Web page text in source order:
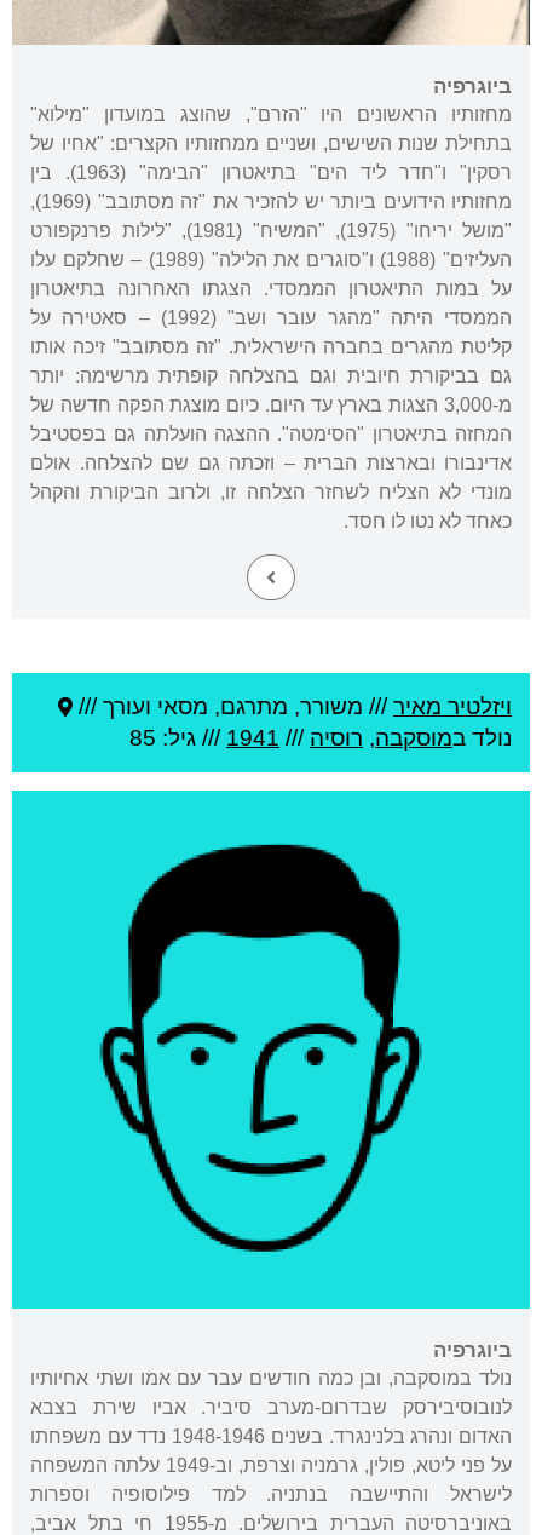
ביוגרפיה
מחזותיו הראשונים היו "הזרם", שהוצג במועדון "מילוא"
בתחילת שנות השישים, ושניים ממחזותיו הקצרים: "אחיו של
רסקין" ו"חדר ליד הים" בתיאטרון "הבימה" (1963). בין
מחזותיו הידועים ביותר יש להזכיר את "זה מסתובב" (1969),
"מושל יריחו" (1975), "המשיח" (1981), "לילות פרנקפורט
העליזים" (1988) ו"סוגרים את הלילה" (1989) – שחלקם עלו
על במות התיאטרון הממסדי. הצגתו האחרונה בתיאטרון
הממסדי היתה "מהגר עובר ושב" (1992) – סאטירה על
קליטת מהגרים בחברה הישראלית. "זה מסתובב" זיכה אותו
גם בביקורת חיובית וגם בהצלחה קופתית מרשימה: יותר
מ-3,000 הצגות בארץ עד היום. כיום מוצגת הפקה חדשה של
המחזה בתיאטרון "הסימטה". ההצגה הועלתה גם בפסטיבל
אדינבורו ובארצות הברית – וזכתה גם שם להצלחה. אולם
מונדי לא הצליח לשחזר הצלחה זו, ולרוב הביקורת והקהל
כאחד לא נטו לו חסד.
ויזלטיר מאיר/// משורר, מתרגם, מסאי ועורך ///
נולד במוסקבה, רוסיה ///
1941 /// גיל: 85
ביוגרפיה
נולד במוסקבה, ובן כמה חודשים עבר עם אמו ושתי אחיותיו
לנובוסיבירסק שבדרום-מערב סיביר. אביו שירת בצבא
האדום ונהרג בלנינגרד. בשנים 1948-1946 נדד עם משפחתו
על פני ליטא, פולין, גרמניה וצרפת, וב-1949 עלתה המשפחה
לישראל והתיישבה בנתניה. למד פילוסופיה וספרות
באוניברסיטה העברית בירושלים. מ-1955 חי בתל אביב,